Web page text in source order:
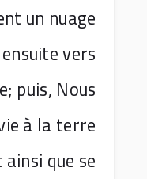
un nuage
vers
puis, Nous
à la terre
que se